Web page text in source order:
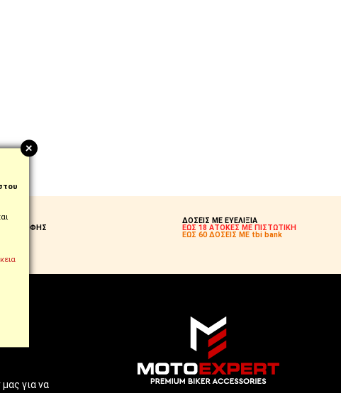
ΔΟΣΕΙΣ ΜΕ ΕΥΕΛΙΞΙΑ
ΕΩΣ 18 ΑΤΟΚΕΣ ΜΕ ΠΙΣΤΩΤΙΚΗ
ΕΩΣ 60 ΔΟΣΕΙΣ ΜΕ tbi bank
για να
+